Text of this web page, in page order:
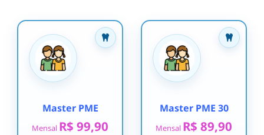
Master PME
Mensal R$ 99,90
Master PME 30
Mensal R$ 89,90